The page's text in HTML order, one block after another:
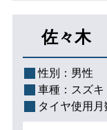
佐々木
性別： 男性
車種： スズ
タイヤ使用月